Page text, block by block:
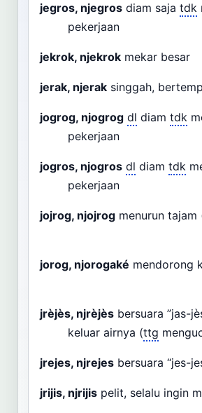
jegros, njegros diam saja tdk
pekerjaan
jekrok, njekrok mekar besar
jerak, njerak singgah,
jogrog, njogrog dl diam tdk
pekerjaan
jogros, njogros dl diam tdk
pekerjaan
jojrog, njojrog menurun tajam
jorog, njorogaké mendorong
jrèjès, njrèjès bersuara ”jas-
keluar airnya (ttg
jrejes, njrejes bersuara “jes-
jrijis, njrijis pelit, selalu ingin